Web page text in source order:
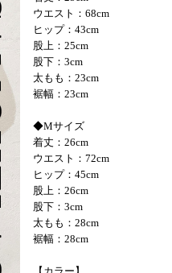
ウエスト：68cm
ヒップ：43cm
股上：25cm
股下：3cm
太もも：23cm
裾幅：23cm
◆Mサイズ
着丈：26cm
ウエスト：72cm
ヒップ：45cm
股上：26cm
股下：3cm
太もも：28cm
裾幅：28cm